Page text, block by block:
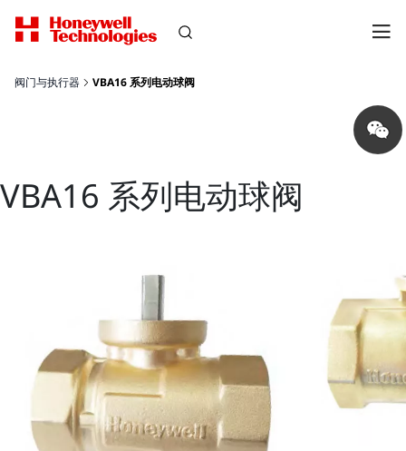
阀门与执行器 VBA16 系列电动球阀
Share
on
wechat
VBA16 系列电动球阀